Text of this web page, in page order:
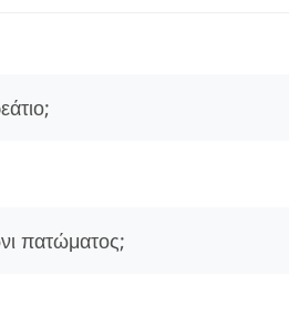
πατώματος;